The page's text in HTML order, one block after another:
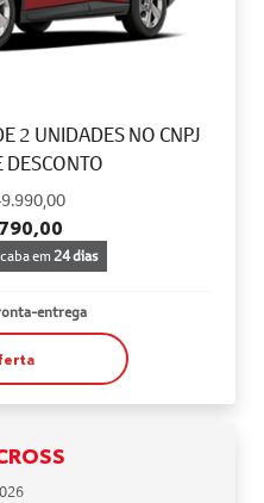
2 UNIDADES NO CNPJ
em24 dias
entrega